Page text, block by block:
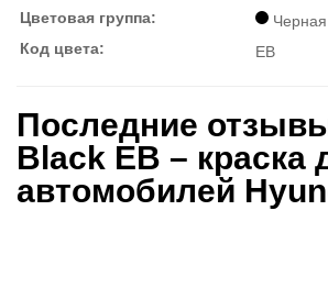
Цветовая группа:
Черная
Код цвета:
EB
Последние
Black EB – краска
автомобилей